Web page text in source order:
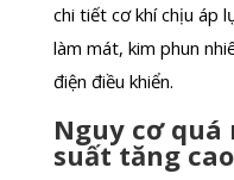
chi tiết cơ khí chịu áp
làm mát, kim phun
điện điều khiển.
Nguy cơ
suất tăng cao